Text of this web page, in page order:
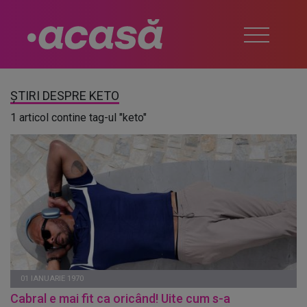
ȘTIRI DESPRE KETO
1 articol contine tag-ul "keto"
01 IANUARIE 1970
Cabral e mai fit ca oricând! Uite cum s-a